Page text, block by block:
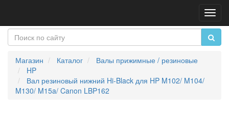
Магазин Каталог
Валы прижимные / резиновые
HP
Вал резиновый нижний Hi-Black для HP M102/ M104/
M130/ M15a/ Canon LBP162